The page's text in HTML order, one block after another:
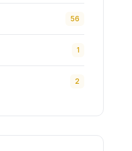
56
1
2